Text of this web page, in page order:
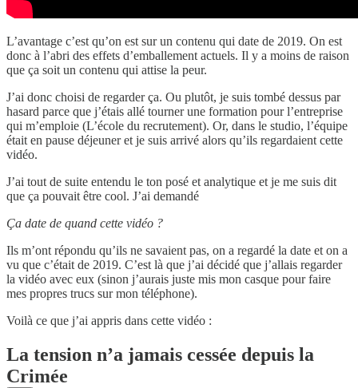
L’avantage c’est qu’on est sur un contenu qui date de 2019. On est
donc à l’abri des effets d’emballement actuels. Il y a moins de raison
que ça soit un contenu qui attise la peur.
J’ai donc choisi de regarder ça. Ou plutôt, je suis tombé dessus par
hasard parce que j’étais allé tourner une formation pour l’entreprise
qui m’emploie (L’école du recrutement). Or, dans le studio, l’équipe
était en pause déjeuner et je suis arrivé alors qu’ils regardaient cette
vidéo.
J’ai tout de suite entendu le ton posé et analytique et je me suis dit
que ça pouvait être cool. J’ai demandé
Ça date de quand cette vidéo ?
Ils m’ont répondu qu’ils ne savaient pas, on a regardé la date et on a
vu que c’était de 2019. C’est là que j’ai décidé que j’allais regarder
la vidéo avec eux (sinon j’aurais juste mis mon casque pour faire
mes propres trucs sur mon téléphone).
Voilà ce que j’ai appris dans cette vidéo :
La tension n’a jamais cessée depuis la
Crimée